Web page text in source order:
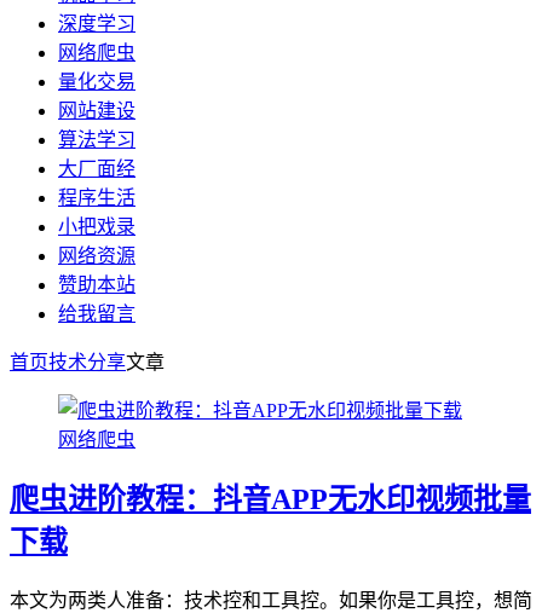
深度学习
网络爬虫
量化交易
网站建设
算法学习
大厂面经
程序生活
小把戏录
网络资源
赞助本站
给我留言
首页技术分享文章
网络爬虫
爬虫进阶教程：抖音APP无水印视频批量
下载
本文为两类人准备：技术控和工具控。如果你是工具控，想简